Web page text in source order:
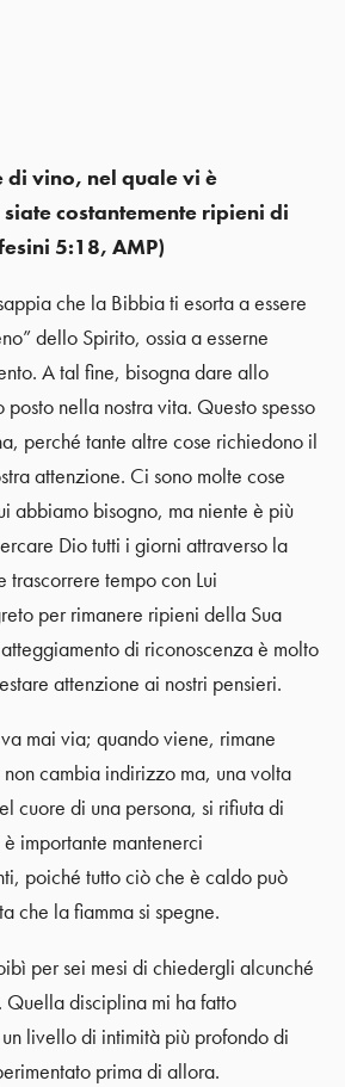
di vino, nel quale vi è
costantemente ripieni di
5:18, AMP)
che la Bibbia ti esorta a essere
dello Spirito, ossia a esserne
A tal fine, bisogna dare allo
posto nella nostra vita. Questo spesso
perché tante altre cose richiedono il
attenzione. Ci sono molte cose
abbiamo bisogno, ma niente è più
Dio tutti i giorni attraverso la
tempo con Lui
per rimanere ripieni della Sua
di riconoscenza è molto
attenzione ai nostri pensieri.
mai via; quando viene, rimane
cambia indirizzo ma, una volta
cuore di una persona, si rifiuta di
importante mantenerci
poiché tutto ciò che è caldo può
che la fiamma si spegne.
per sei mesi di chiedergli alcunché
Quella disciplina mi ha fatto
livello di intimità più profondo di
prima di allora.